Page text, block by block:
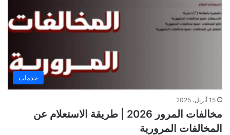
خدمات
15 أبريل، 2025
مخالفات المرور 2026 | طريقة الاستعلام عن
المخالفات المرورية